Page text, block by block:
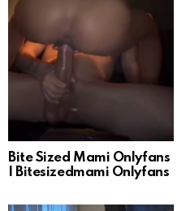
Bite Sized Mami Onlyfans
| Bitesizedmami Onlyfans